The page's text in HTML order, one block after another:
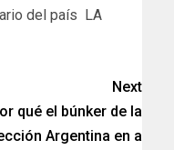
del país LA
Next
qué el búnker de la
Argentina en a